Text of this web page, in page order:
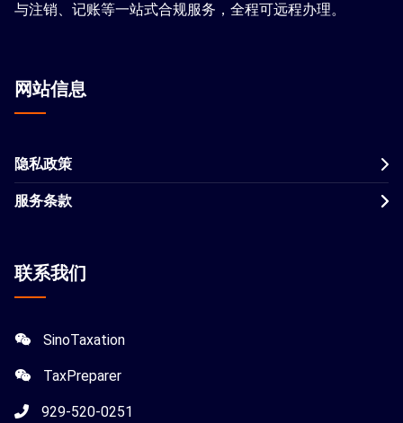
与注销、记账等一站式合规服务，全程可远程办理。
网站信息
隐私政策
服务条款
联系我们
SinoTaxation
TaxPreparer
929-520-0251